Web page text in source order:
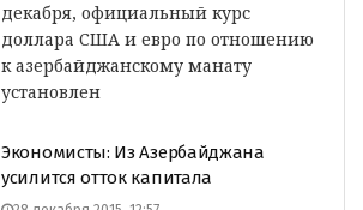
декабря, официальный курс
доллара США и евро по отношению
к азербайджанскому манату
установлен
Экономисты: Из Азербайджана
усилится отток капитала